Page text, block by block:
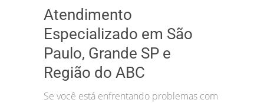
Atendimento
Especializado em São
Paulo, Grande SP e
Região do ABC
Se você está enfrentando problemas com